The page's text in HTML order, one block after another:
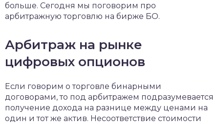
больше. Сегодня мы поговорим про
арбитражную торговлю на бирже БО.
Арбитраж на рынке
цифровых опционов
Если говорим о торговле бинарными
договорами, то под арбитражем подразумевается
получение дохода на разнице между ценами на
один и тот же актив. Несоответствие стоимости